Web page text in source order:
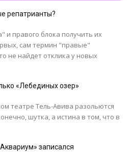
репатрианты?
правого блока получить их
сам термин "правые"
не найдет отклика у новых
«Лебединых озер»
театре Тель-Авива разольются
шутка, а истина в том, что в
записался